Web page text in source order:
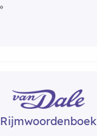
Rijmwoordenboek